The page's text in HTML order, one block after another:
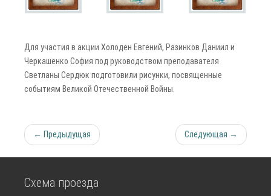
Для участия в акции Холоден Евгений, Разинков Даниил и
Черкашенко София под руководством преподавателя
Светланы Сердюк подготовили рисунки, посвященные
событиям Великой Отечественной Войны.
← Предыдущая Следующая →
Схема проезда